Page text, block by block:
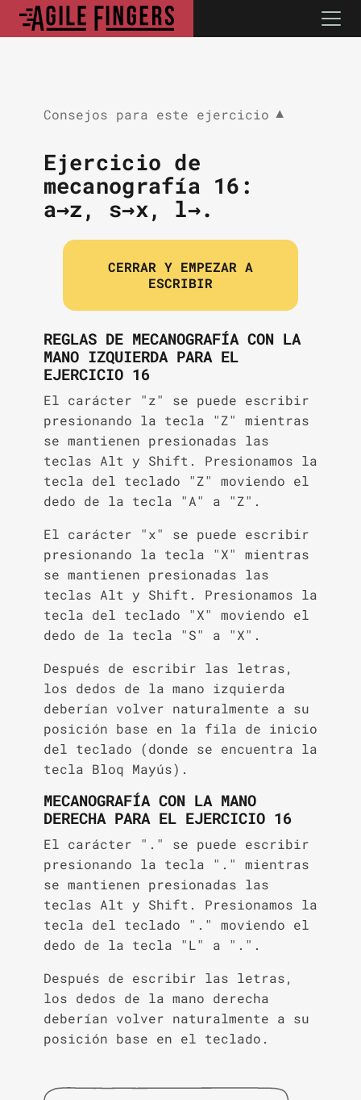
Consejos para este ejercicio ▼
Ejercicio de
mecanografía 16:
a→z, s→x, l→.
CERRAR Y EMPEZAR A
ESCRIBIR
REGLAS DE MECANOGRAFÍA CON LA
MANO IZQUIERDA PARA EL
EJERCICIO 16
El carácter "z" se puede escribir
presionando la tecla "Z" mientras
se mantienen presionadas las
teclas Alt y Shift. Presionamos la
tecla del teclado "Z" moviendo el
dedo de la tecla "A" a "Z".
El carácter "x" se puede escribir
presionando la tecla "X" mientras
se mantienen presionadas las
teclas Alt y Shift. Presionamos la
tecla del teclado "X" moviendo el
dedo de la tecla "S" a "X".
Después de escribir las letras,
los dedos de la mano izquierda
deberían volver naturalmente a su
posición base en la fila de inicio
del teclado (donde se encuentra la
tecla Bloq Mayús).
MECANOGRAFÍA CON LA MANO
DERECHA PARA EL EJERCICIO 16
El carácter "." se puede escribir
presionando la tecla "." mientras
se mantienen presionadas las
teclas Alt y Shift. Presionamos la
tecla del teclado "." moviendo el
dedo de la tecla "L" a ".".
Después de escribir las letras,
los dedos de la mano derecha
deberían volver naturalmente a su
posición base en el teclado.